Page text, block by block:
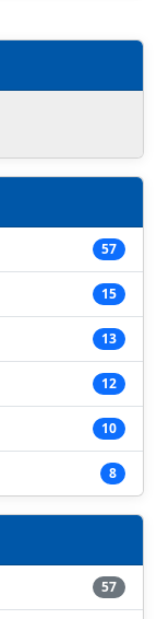
57
15
13
12
10
8
57